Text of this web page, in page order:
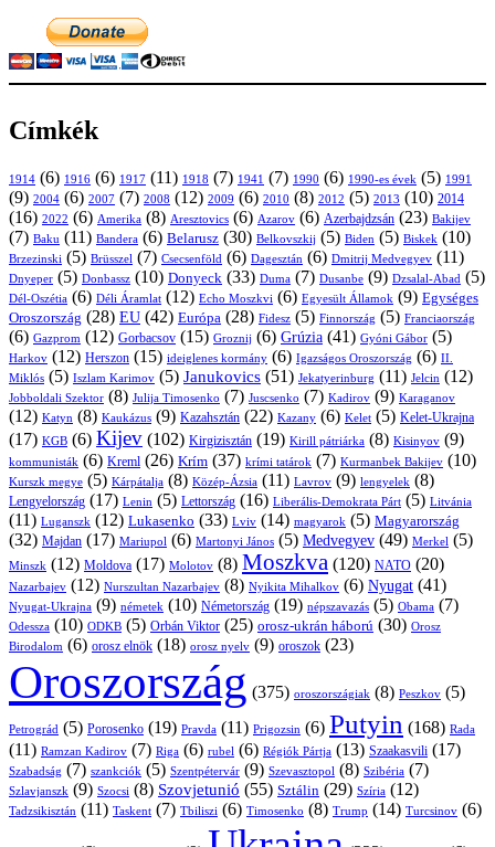
Címkék
1914 (6) 1916 (6) 1917 (11) 1918 (7) 1941 (7) 1990 (6) 1990-es évek (5) 1991
(9) 2004 (6) 2007 (7) 2008 (12) 2009 (6) 2010 (8) 2012 (5) 2013 (10) 2014
(16) 2022 (6) Amerika (8) Aresztovics (6) Azarov (6) Azerbajdzsán (23) Bakijev
(7) Baku (11) Bandera (6) Belarusz (30) Belkovszkij (5) Biden (5) Biskek (10)
Brzezinski (5) Brüsszel (7) Csecsenföld (6) Dagesztán (6) Dmitrij Medvegyev (11)
Dnyeper (5) Donbassz (10) Donyeck (33) Duma (7) Dusanbe (9) Dzsalal-Abad (5)
Dél-Oszétia (6) Déli Áramlat (12) Echo Moszkvi (6) Egyesült Államok (9) Egységes
Oroszország (28) EU (42) Európa (28) Fidesz (5) Finnország (5) Franciaország
(6) Gazprom (12) Gorbacsov (15) Groznij (6) Grúzia (41) Gyóni Gábor (5)
Harkov (12) Herszon (15) ideiglenes kormány (6) Igazságos Oroszország (6) II.
Miklós (5) Iszlam Karimov (5) Janukovics (51) Jekatyerinburg (11) Jelcin (12)
Jobboldali Szektor (8) Julija Timosenko (7) Juscsenko (7) Kadirov (9) Karaganov
(12) Katyn (8) Kaukázus (9) Kazahsztán (22) Kazany (6) Kelet (5) Kelet-Ukrajna
(17) KGB (6) Kijev (102) Kirgizisztán (19) Kirill pátriárka (8) Kisinyov (9)
kommunisták (6) Kreml (26) Krím (37) krími tatárok (7) Kurmanbek Bakijev (10)
Kurszk megye (5) Kárpátalja (8) Közép-Ázsia (11) Lavrov (9) lengyelek (8)
Lengyelország (17) Lenin (5) Lettország (16) Liberális-Demokrata Párt (5) Litvánia
(11) Luganszk (12) Lukasenko (33) Lviv (14) magyarok (5) Magyarország
(32) Majdan (17) Mariupol (6) Martonyi János (5) Medvegyev (49) Merkel (5)
Minszk (12) Moldova (17) Molotov (8) Moszkva (120) NATO (20)
Nazarbajev (12) Nurszultan Nazarbajev (8) Nyikita Mihalkov (6) Nyugat (41)
Nyugat-Ukrajna (9) németek (10) Németország (19) népszavazás (5) Obama (7)
Odessza (10) ODKB (5) Orbán Viktor (25) orosz-ukrán háború (30) Orosz
Birodalom (6) orosz elnök (18) orosz nyelv (9) oroszok (23)
Oroszország (375) oroszországiak (8) Peszkov (5)
Petrográd (5) Porosenko (19) Pravda (11) Prigozsin (6) Putyin (168) Rada
(11) Ramzan Kadirov (7) Riga (6) rubel (6) Régiók Pártja (13) Szaakasvili (17)
Szabadság (7) szankciók (5) Szentpétervár (9) Szevasztopol (8) Szibéria (7)
Szlavjanszk (9) Szocsi (8) Szovjetunió (55) Sztálin (29) Szíria (12)
Tadzsikisztán (11) Taskent (7) Tbiliszi (6) Timosenko (8) Trump (14) Turcsinov (6)